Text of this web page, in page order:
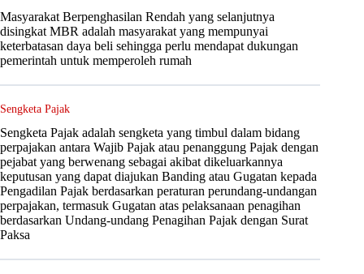
Masyarakat Berpenghasilan Rendah yang selanjutnya
disingkat MBR adalah masyarakat yang mempunyai
keterbatasan daya beli sehingga perlu mendapat dukungan
pemerintah untuk memperoleh rumah
Sengketa Pajak
Sengketa Pajak adalah sengketa yang timbul dalam bidang
perpajakan antara Wajib Pajak atau penanggung Pajak dengan
pejabat yang berwenang sebagai akibat dikeluarkannya
keputusan yang dapat diajukan Banding atau Gugatan kepada
Pengadilan Pajak berdasarkan peraturan perundang-undangan
perpajakan, termasuk Gugatan atas pelaksanaan penagihan
berdasarkan Undang-undang Penagihan Pajak dengan Surat
Paksa